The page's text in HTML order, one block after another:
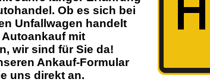
. Ob es sich bei
Unfallwagen handelt
mit
, wir sind für Sie da!
Ankauf-Formular
uns direkt an.